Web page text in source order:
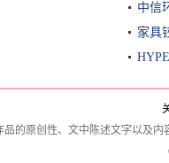
中信
家具
品的原创性、文中陈述文字以及内